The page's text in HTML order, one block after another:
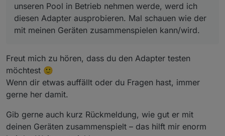
unseren Pool in Betrieb nehmen werde, werd ich
diesen Adapter ausprobieren. Mal schauen wie der
mit meinen Geräten zusammenspielen kann/wird.
Freut mich zu hören, dass du den Adapter testen
möchtest 🙂
Wenn dir etwas auffällt oder du Fragen hast, immer
gerne her damit.
Gib gerne auch kurz Rückmeldung, wie gut er mit
deinen Geräten zusammenspielt – das hilft mir enorm